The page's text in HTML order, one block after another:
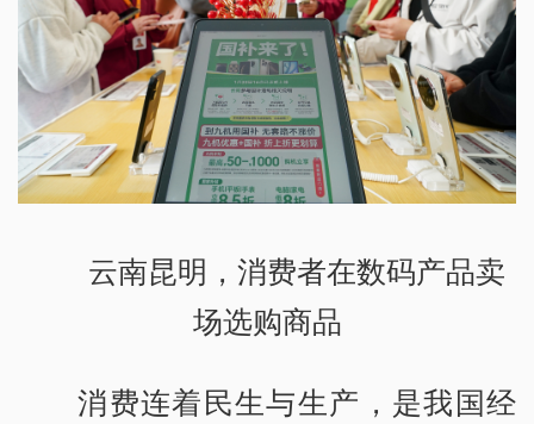
云南昆明，消费者在数码产品卖
场选购商品
消费连着民生与生产，是我国经